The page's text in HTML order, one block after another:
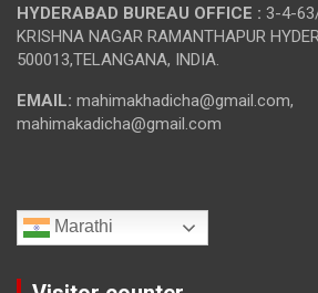
HYDERABAD BUREAU OFFICE : 3-4-
KRISHNA NAGAR RAMANTHAPUR
500013,TELANGANA, INDIA.
EMAIL: mahimakhadicha@gmail.com,
mahimakadicha@gmail.com
Marathi